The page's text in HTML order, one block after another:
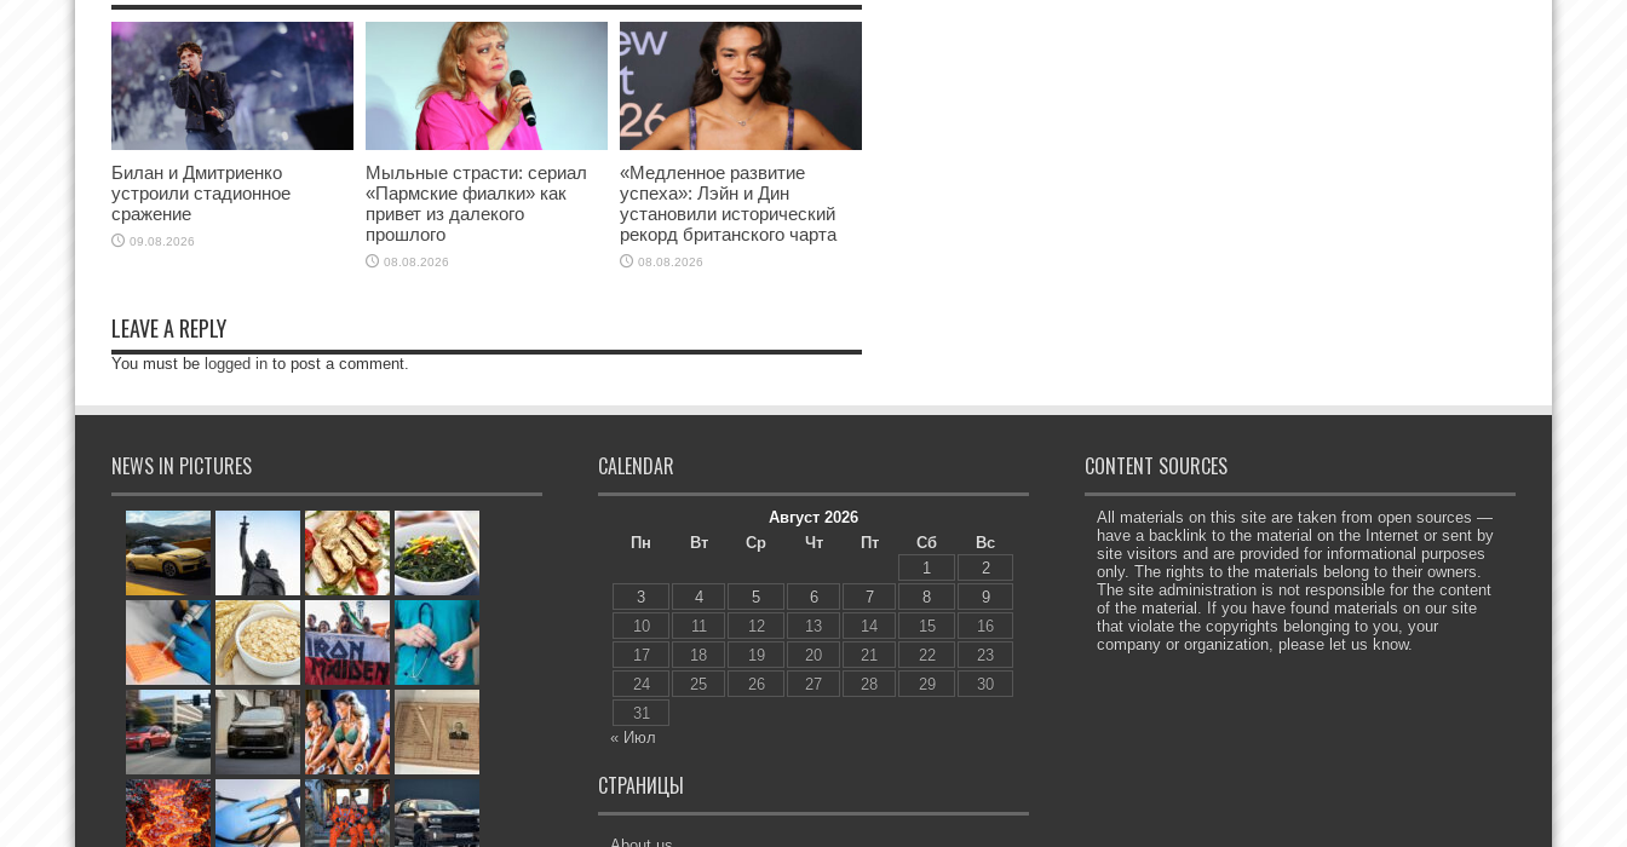
Билан и Дмитриенко
устроили стадионное
сражение
09.08.2026
Мыльные страсти: сериал
«Пармские фиалки» как
привет из далекого
прошлого
08.08.2026
«Медленное развитие
успеха»: Лэйн и Дин
установили исторический
рекорд британского чарта
08.08.2026
LEAVE A REPLY
You must be logged in to post a comment.
NEWS IN PICTURES CALENDAR
Август 2026
Пн
Вт Ср Чт Пт Сб
Вс
1
2
3
4 5 6 7 8
9
10
11 12 13 14 15
16
17
18 19 20 21 22
23
24
25 26 27 28 29
30
31
« Июл
СТРАНИЦЫ
CONTENT SOURCES
All materials on this site are taken from open sources —
have a backlink to the material on the Internet or sent by
site visitors and are provided for informational purposes
only. The rights to the materials belong to their owners.
The site administration is not responsible for the content
of the material. If you have found materials on our site
that violate the copyrights belonging to you, your
company or organization, please let us know.